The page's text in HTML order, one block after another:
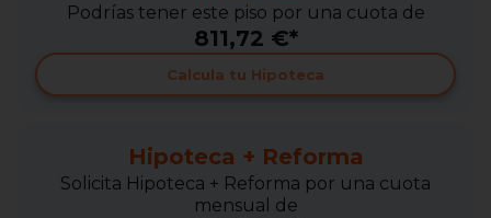
Podrías tener este piso por una cuota de
811,72 €*
Calcula tu Hipoteca
Hipoteca + Reforma
Solicita Hipoteca + Reforma por una cuota
mensual de